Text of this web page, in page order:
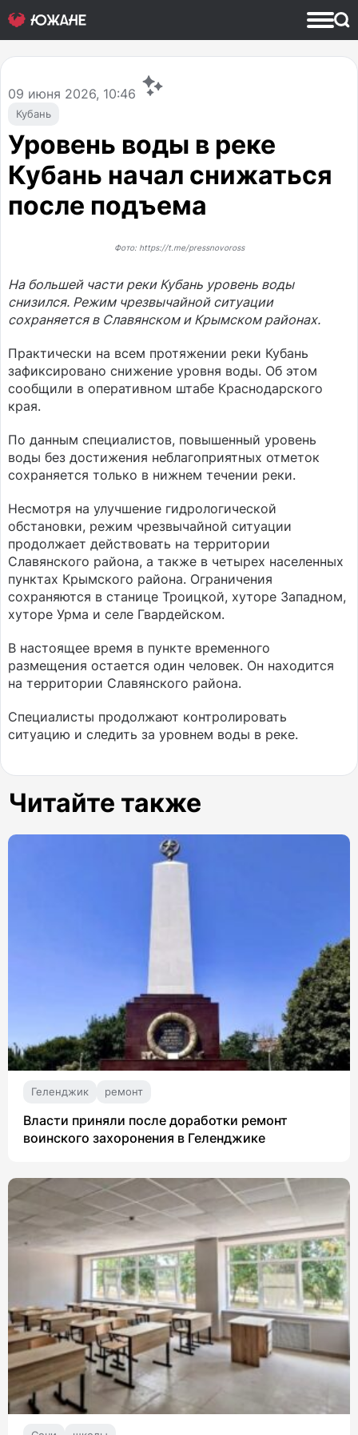
Кубань
09 июня 2026, 10:46
Уровень воды в реке
Кубань начал снижаться
после подъема
Фото: https://t.me/pressnovoross
На большей части реки Кубань уровень воды
снизился. Режим чрезвычайной ситуации
сохраняется в Славянском и Крымском районах.
Практически на всем протяжении реки Кубань
зафиксировано снижение уровня воды. Об этом
сообщили в оперативном штабе Краснодарского
края.
По данным специалистов, повышенный уровень
воды без достижения неблагоприятных отметок
сохраняется только в нижнем течении реки.
Несмотря на улучшение гидрологической
обстановки, режим чрезвычайной ситуации
продолжает действовать на территории
Славянского района, а также в четырех населенных
пунктах Крымского района. Ограничения
сохраняются в станице Троицкой, хуторе Западном,
хуторе Урма и селе Гвардейском.
В настоящее время в пункте временного
размещения остается один человек. Он находится
на территории Славянского района.
Специалисты продолжают контролировать
ситуацию и следить за уровнем воды в реке.
Читайте также
Геленджик ремонт
Власти приняли после доработки ремонт
воинского захоронения в Геленджике